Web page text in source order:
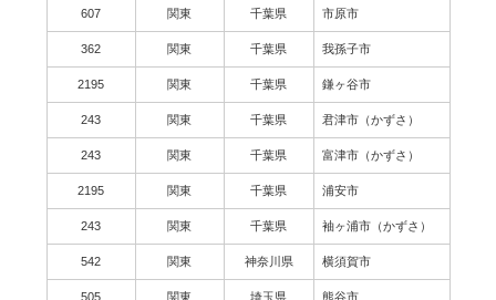
607 関東 千葉県 市原市
362 関東 千葉県 我孫子市
2195 関東 千葉県 鎌ヶ谷市
243 関東 千葉県 君津市（かずさ）
243 関東 千葉県 富津市（かずさ）
2195 関東 千葉県 浦安市
243 関東 千葉県 袖ヶ浦市（かずさ）
542 関東 神奈川県 横須賀市
505 関東 埼玉県 熊谷市